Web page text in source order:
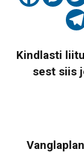
Kindlasti
sest siis